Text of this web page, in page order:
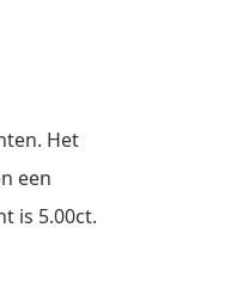
Het
een
is 5.00ct.